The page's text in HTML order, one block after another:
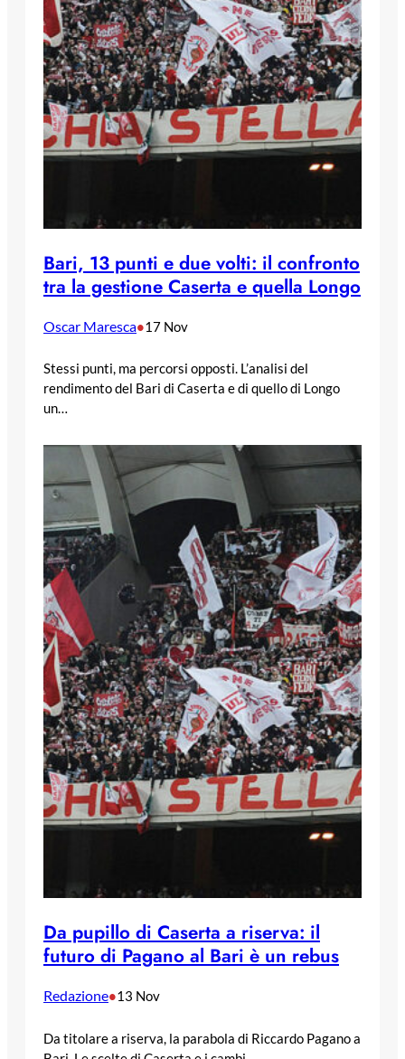
Bari, 13 punti e due volti: il confronto
tra la gestione Caserta e quella Longo
Oscar Maresca•17 Nov
Stessi punti, ma percorsi opposti. L’analisi del
rendimento del Bari di Caserta e di quello di Longo
un…
Da pupillo di Caserta a riserva: il
futuro di Pagano al Bari è un rebus
Redazione•13 Nov
Da titolare a riserva, la parabola di Riccardo Pagano a